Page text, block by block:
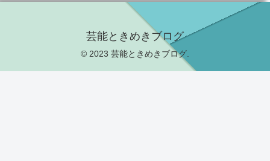
芸能ときめきブログ
© 2023 芸能ときめきブログ.